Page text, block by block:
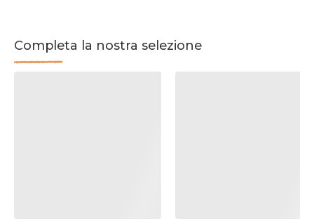
Completa la nostra selezione